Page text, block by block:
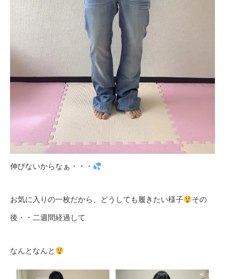
伸びないからなぁ・・・
お気に入りの一枚だから、どうしても履きたい様子 その
後・・二週間経過して
なんとなんと